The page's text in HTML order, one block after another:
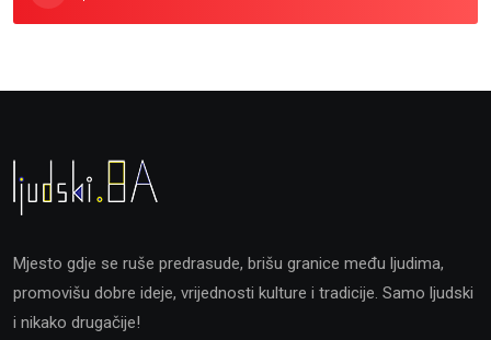
Mjesto gdje se ruše predrasude, brišu granice među ljudima,
promovišu dobre ideje, vrijednosti kulture i tradicije. Samo ljudski
i nikako drugačije!